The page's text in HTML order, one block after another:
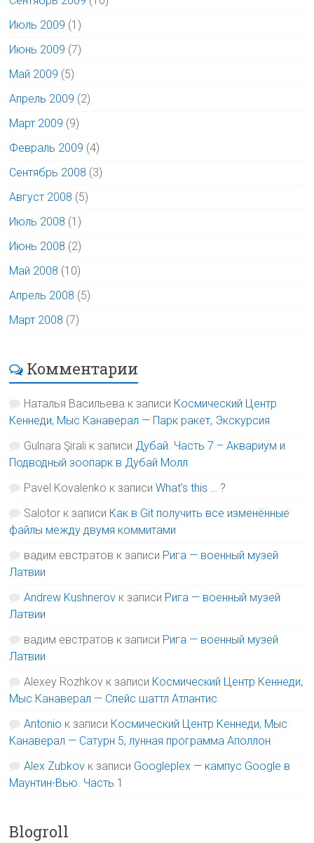
Июль 2009 (1)
Июнь 2009 (7)
Май 2009 (5)
Апрель 2009 (2)
Март 2009 (9)
Февраль 2009 (4)
Сентябрь 2008 (3)
Август 2008 (5)
Июль 2008 (1)
Июнь 2008 (2)
Май 2008 (10)
Апрель 2008 (5)
Март 2008 (7)
Комментарии
Наталья Васильева к записи Космический Центр
Кеннеди, Мыс Канаверал — Парк ракет, Экскурсия
Gulnara Şirali к записи Дубай. Часть 7 – Аквариум и
Подводный зоопарк в Дубай Молл
Pavel Kovalenko к записиWhat’s this … ?
Salotor к записи Как в Git получить все изменённые
файлы между двумя коммитами
вадим евстратов к записи Рига — военный музей
Латвии
Andrew Kushnerov к записи Рига — военный музей
Латвии
вадим евстратов к записи Рига — военный музей
Латвии
Alexey Rozhkov к записи Космический Центр Кеннеди,
Мыс Канаверал — Спейс шаттл Атлантис
Antonio к записи Космический Центр Кеннеди, Мыс
Канаверал — Сатурн 5, лунная программа Аполлон
Alex Zubkov к записи Googleplex — кампус Google в
Маунтин-Вью. Часть 1
Blogroll